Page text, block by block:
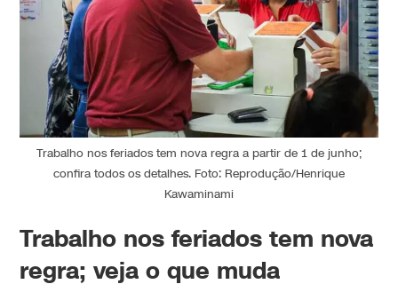
Trabalho nos feriados tem nova regra a partir de 1 de junho;
confira todos os detalhes. Foto: Reprodução/Henrique
Kawaminami
Trabalho nos feriados tem nova
regra; veja o que muda